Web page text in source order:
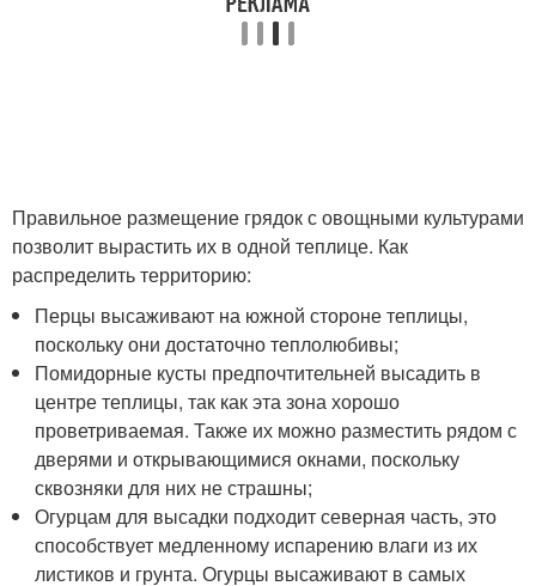
Правильное размещение грядок с овощными культурами
позволит вырастить их в одной теплице. Как
распределить территорию:
Перцы высаживают на южной стороне теплицы,
поскольку они достаточно теплолюбивы;
Помидорные кусты предпочтительней высадить в
центре теплицы, так как эта зона хорошо
проветриваемая. Также их можно разместить рядом с
дверями и открывающимися окнами, поскольку
сквозняки для них не страшны;
Огурцам для высадки подходит северная часть, это
способствует медленному испарению влаги из их
листиков и грунта. Огурцы высаживают в самых